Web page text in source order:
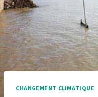
CHANGEMENT CLIMATIQUE